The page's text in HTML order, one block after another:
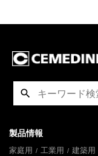
製品情報
家庭用
工業用 建築用